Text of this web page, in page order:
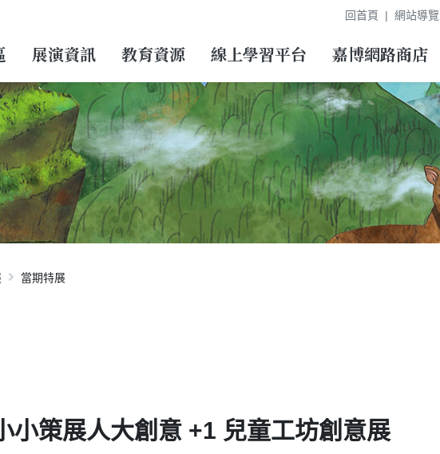
回首頁 網站導覽
展演資訊 教育資源 線上學習平台 嘉博網路商店
當期特展
小策展人大創意 +1 兒童工坊創意展